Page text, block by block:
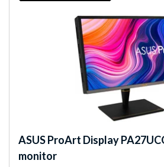
ASUSProArt Display
monitor